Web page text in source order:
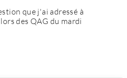
que j'ai adressé à
des QAG du mardi